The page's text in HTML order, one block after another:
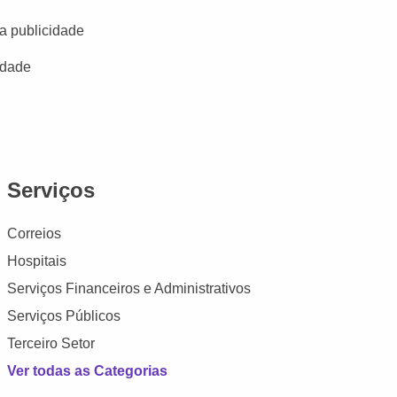
publicidade
Serviços
Correios
Hospitais
Serviços Financeiros e Administrativos
Serviços Públicos
Terceiro Setor
Ver todas as Categorias